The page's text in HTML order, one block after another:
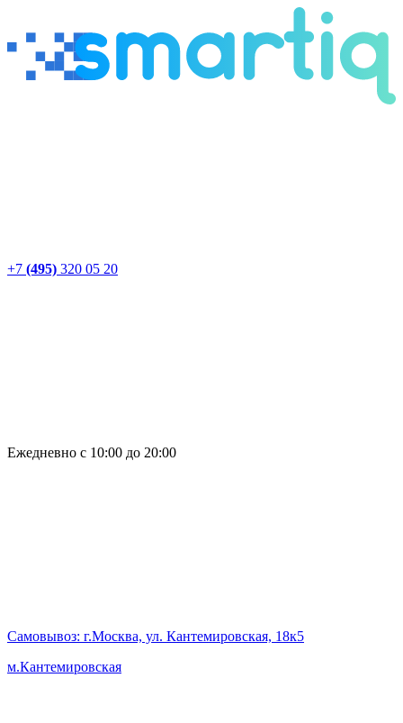
+7 (495) 320 05 20
Ежедневно с 10:00 до 20:00
Самовывоз: г.Москва, ул. Кантемировская, 18к5
м.Кантемировская